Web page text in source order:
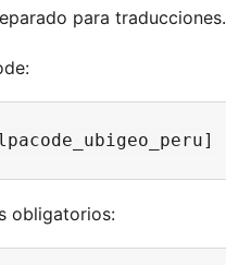
para traducciones.
obligatorios: